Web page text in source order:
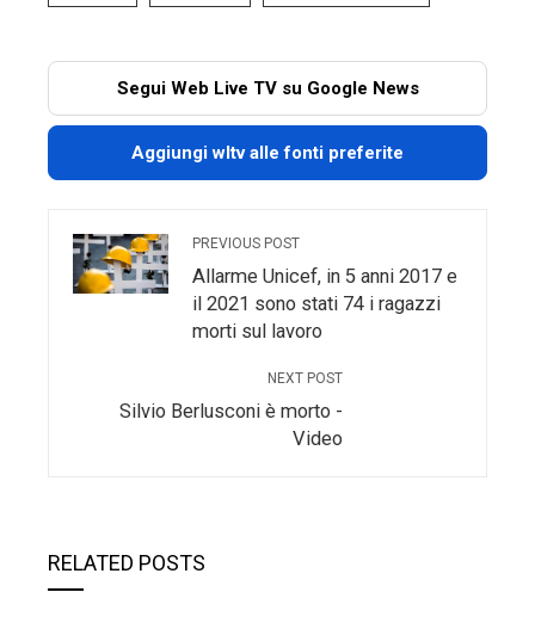
Segui Web Live TV su Google News
Aggiungi wltv alle fonti preferite
PREVIOUS POST
Allarme Unicef, in 5 anni 2017 e
il 2021 sono stati 74 i ragazzi
morti sul lavoro
NEXT POST
Silvio Berlusconi è morto -
Video
RELATED POSTS